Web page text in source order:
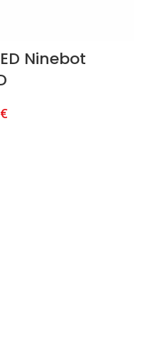
Ninebot
€